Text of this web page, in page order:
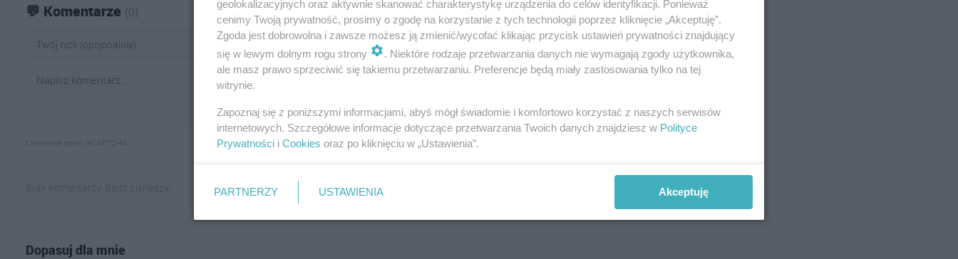
💬 Komentarze (0)
Chronione przez reCAPTCHA
Brak komentarzy. Bądź pierwszy!
Dopasuj dla mnie
geolokalizacyjnych oraz aktywnie skanować charakterystykę urządzenia do celów identyfikacji. Ponieważ
cenimy Twoją prywatność, prosimy o zgodę na korzystanie z tych technologii poprzez kliknięcie „Akceptuję”.
Zgoda jest dobrowolna i zawsze możesz ją zmienić/wycofać klikając przycisk ustawień prywatności znajdujący
się w lewym dolnym rogu strony
. Niektóre rodzaje przetwarzania danych nie wymagają zgody użytkownika,
ale masz prawo sprzeciwić się takiemu przetwarzaniu. Preferencje będą miały zastosowania tylko na tej
witrynie.
Zapoznaj się z poniższymi informacjami, abyś mógł świadomie i komfortowo korzystać z naszych serwisów
internetowych. Szczegółowe informacje dotyczące przetwarzania Twoich danych znajdziesz w Polityce
Prywatności i Cookies oraz po kliknięciu w „Ustawienia”.
PARTNERZY USTAWIENIA Akceptuję